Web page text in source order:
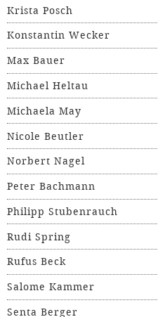
Krista Posch
Konstantin Wecker
Max Bauer
Michael Heltau
Michaela May
Nicole Beutler
Norbert Nagel
Peter Bachmann
Philipp Stubenrauch
Rudi Spring
Rufus Beck
Salome Kammer
Senta Berger